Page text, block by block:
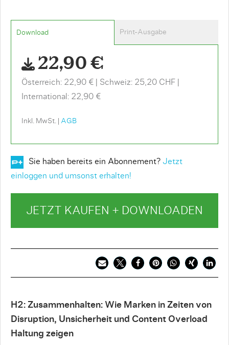
Download Print-Ausgabe
22,90 €
Österreich: 22,90 €
Schweiz: 25,20 CHF
International: 22,90 €
Inkl. MwSt. | AGB
Sie haben bereits ein Abonnement? Jetzt
einloggen und umsonst erhalten!
JETZT KAUFEN + DOWNLOADEN
H2: Zusammenhalten: Wie Marken in Zeiten von
Disruption, Unsicherheit und Content Overload
Haltung zeigen